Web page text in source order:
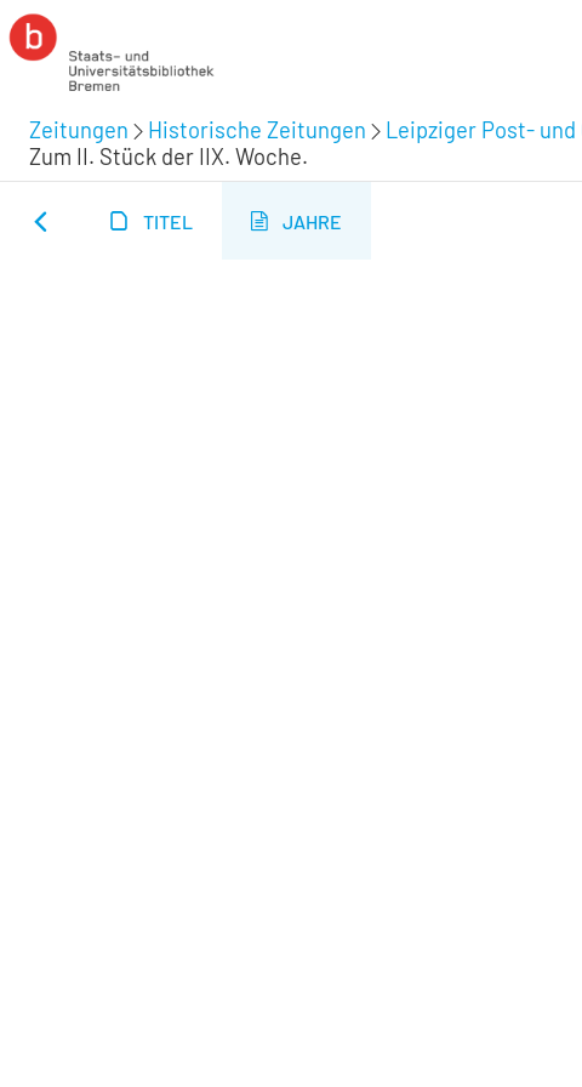
Zeitungen Historische Zeitungen Leipziger Post- und
Zum II. Stück der IIX. Woche.
TITEL JAHRE